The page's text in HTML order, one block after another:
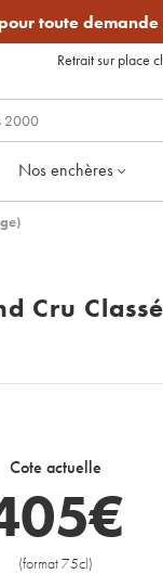
toute demande
Retrait sur place
Nos enchères
Cru
Cote actuelle
€
(format 75cl)